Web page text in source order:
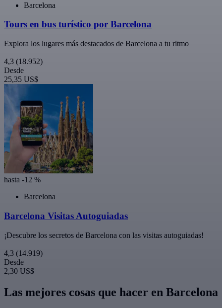
Barcelona
Tours en bus turístico por Barcelona
Explora los lugares más destacados de Barcelona a tu ritmo
4,3 (18.952)
Desde
25,35 US$
hasta -12 %
Barcelona
Barcelona Visitas Autoguiadas
¡Descubre los secretos de Barcelona con las visitas autoguiadas!
4,3 (14.919)
Desde
2,30 US$
Las mejores cosas que hacer en Barcelona